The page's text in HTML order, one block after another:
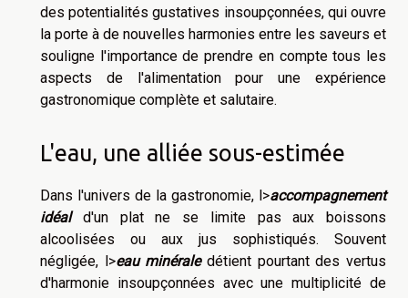
des potentialités gustatives insoupçonnées, qui ouvre
la porte à de nouvelles harmonies entre les saveurs et
souligne l'importance de prendre en compte tous les
aspects de l'alimentation pour une expérience
gastronomique complète et salutaire.
L'eau, une alliée sous-estimée
Dans l'univers de la gastronomie, l>accompagnement
idéald'un plat ne se limite pas aux boissons
alcoolisées ou aux jus sophistiqués. Souvent
négligée, l>eau minéraledétient pourtant des vertus
d'harmonie insoupçonnées avec une multiplicité de